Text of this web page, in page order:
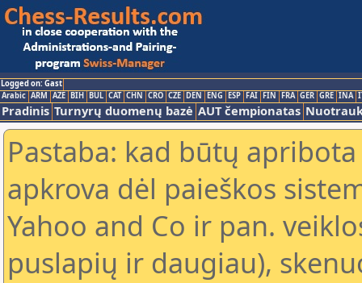
Logged on: Gast
Arabic ARM AZE BIH BUL CAT CHN CRO CZE DEN ENG ESP FAI FIN FRA GER GRE INA
Pradinis Turnyrų duomenų bazė AUT čempionatas
Pastaba: kad būtų
apkrova dėl paieškos
Yahoo and Co ir pan.
puslapių ir daugiau),